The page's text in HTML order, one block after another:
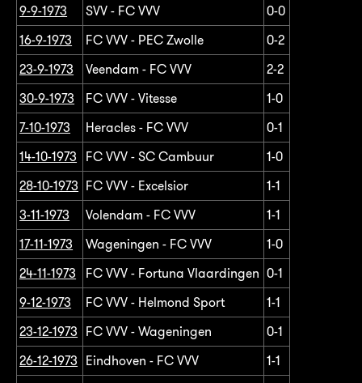
9-9-1973
SVV - FC VVV
0-0
16-9-1973
FC VVV - PEC Zwolle
0-2
23-9-1973
Veendam - FC VVV
2-2
30-9-1973
FC VVV - Vitesse
1-0
7-10-1973
Heracles - FC VVV
0-1
14-10-1973
FC VVV - SC Cambuur
1-0
28-10-1973 FC VVV - Excelsior
1-1
3-11-1973
Volendam - FC VVV
1-1
17-11-1973
Wageningen - FC VVV
1-0
24-11-1973
FC VVV - Fortuna Vlaardingen 0-1
9-12-1973
FC VVV - Helmond Sport
1-1
23-12-1973
FC VVV - Wageningen
0-1
26-12-1973
Eindhoven - FC VVV
1-1